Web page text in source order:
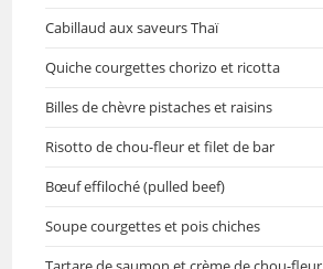
Cabillaud aux saveurs Thaï
Quiche courgettes chorizo et ricotta
Billes de chèvre pistaches et raisins
Risotto de chou-fleur et filet de bar
Bœuf effiloché (pulled beef)
Soupe courgettes et pois chiches